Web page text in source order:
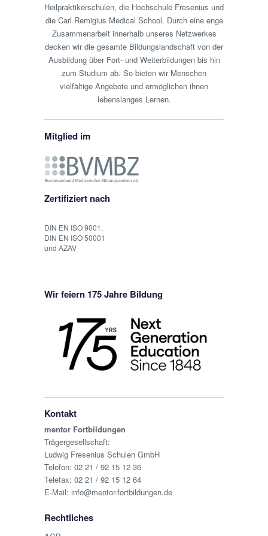
Heilpraktikerschulen, die Hochschule Fresenius und
die Carl Remigius Medical School. Durch eine enge
Zusammenarbeit innerhalb unseres Netzwerkes
decken wir die gesamte Bildungslandschaft von der
Ausbildung über Fort- und Weiterbildungen bis hin
zum Studium ab. So bieten wir Menschen
vielfältige Angebote und ermöglichen ihnen
lebenslanges Lernen.
Mitglied im
Zertifiziert nach
DIN EN ISO 9001,
DIN EN ISO 50001
und AZAV
Wir feiern 175 Jahre Bildung
Kontakt
mentor Fortbildungen
Trägergesellschaft:
Ludwig Fresenius Schulen GmbH
Telefon: 02 21 / 92 15 12 36
Telefax: 02 21 / 92 15 12 64
E-Mail: info@mentor-fortbildungen.de
Rechtliches